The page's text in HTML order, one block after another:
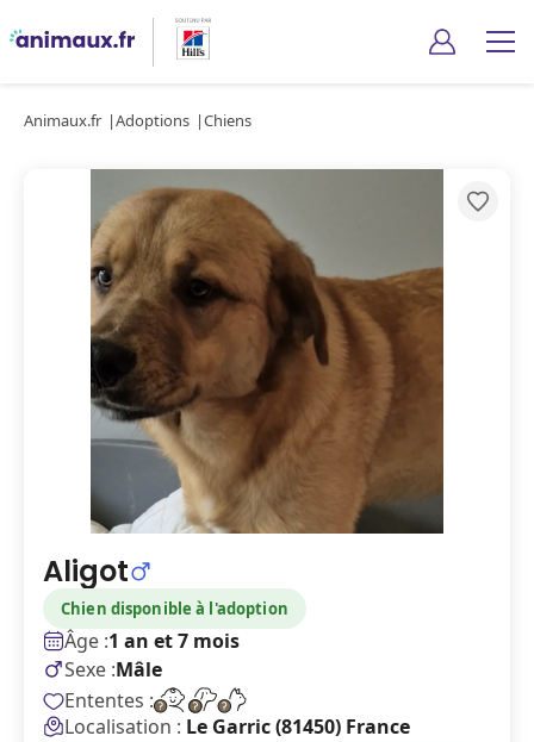
Animaux.fr Adoptions Chiens
Aligot
Chien disponible à l'adoption
Âge :1 an et 7 mois
Sexe :Mâle
Ententes :
Localisation : Le Garric (81450) France